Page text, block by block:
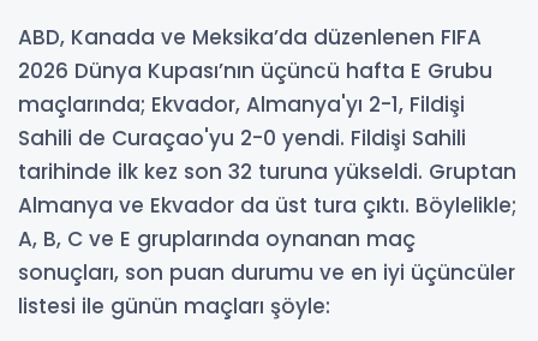
ABD, Kanada ve Meksika’da düzenlenen FIFA
2026 Dünya Kupası’nın üçüncü hafta E Grubu
maçlarında; Ekvador, Almanya'yı 2-1, Fildişi
Sahili de Curaçao'yu 2-0 yendi. Fildişi Sahili
tarihinde ilk kez son 32 turuna yükseldi. Gruptan
Almanya ve Ekvador da üst tura çıktı. Böylelikle;
A, B, C ve E gruplarında oynanan maç
sonuçları, son puan durumu ve en iyi üçüncüler
listesi ile günün maçları şöyle: